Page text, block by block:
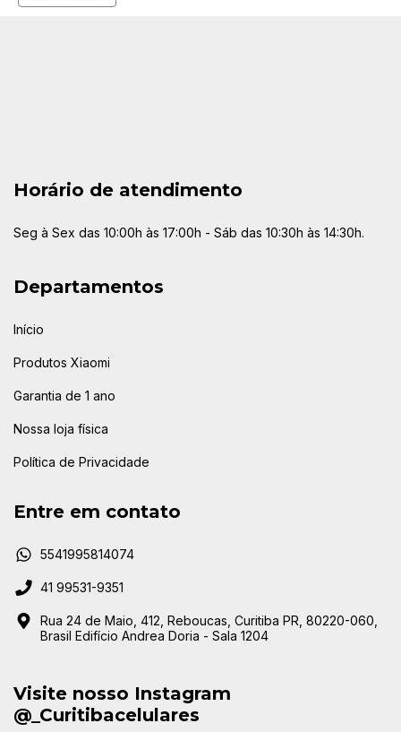
Horário de atendimento
Seg à Sex das 10:00h às 17:00h - Sáb das 10:30h às 14:30h.
Departamentos
Início
Produtos Xiaomi
Garantia de 1 ano
Nossa loja física
Política de Privacidade
Entre em contato
5541995814074
41 99531-9351
Rua 24 de Maio, 412, Reboucas, Curitiba PR, 80220-060,
Brasil Edifício Andrea Doria - Sala 1204
Visite nosso Instagram
@_Curitibacelulares